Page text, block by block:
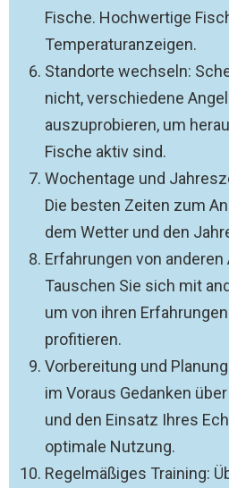
Fische. Hochwertige
Temperaturanzeigen.
Standorte wechseln:
nicht, verschiedene
auszuprobieren, um
Fische aktiv sind.
Wochentage und
Die besten Zeiten zum
dem Wetter und den
Erfahrungen von
Tauschen Sie sich mit
um von ihren
profitieren.
Vorbereitung und
im Voraus Gedanken
und den Einsatz Ihres
optimale Nutzung.
Regelmäßiges Training: